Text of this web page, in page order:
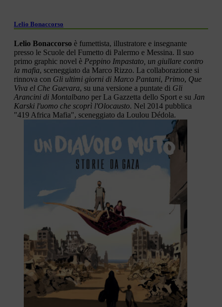
Lelio Bonaccorso
Lelio Bonaccorso è fumettista, illustratore e insegnante
presso le Scuole del Fumetto di Palermo e Messina. Il suo
primo graphic novel è Peppino Impastato, un giullare contro
la mafia, sceneggiato da Marco Rizzo. La collaborazione si
rinnova con Gli ultimi giorni di Marco Pantani, Primo, Que
Viva el Che Guevara, su una versione a puntate di Gli
Arancini di Montalbano per La Gazzetta dello Sport e su Jan
Karski l'uomo che scoprì l'Olocausto. Nel 2014 pubblica
"419 Africa Mafia", sceneggiato da Loulou Dédola.